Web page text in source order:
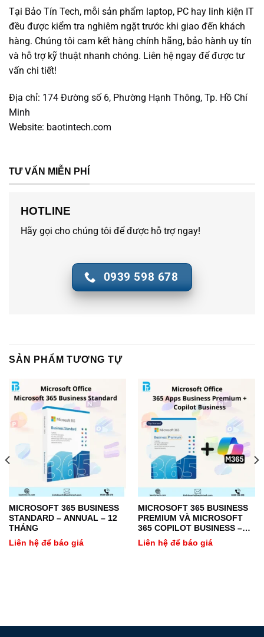
Tại Bảo Tín Tech, mỗi sản phẩm laptop, PC hay linh kiện IT
đều được kiểm tra nghiêm ngặt trước khi giao đến khách
hàng. Chúng tôi cam kết hàng chính hãng, bảo hành uy tín
và hỗ trợ kỹ thuật nhanh chóng. Liên hệ ngay để được tư
vấn chi tiết!
Địa chỉ: 174 Đường số 6, Phường Hạnh Thông, Tp. Hồ Chí
Minh
Website: baotintech.com
TƯ VẤN MIỄN PHÍ
HOTLINE
Hãy gọi cho chúng tôi để được hỗ trợ ngay!
0939 598 678
SẢN PHẨM TƯƠNG TỰ
MICROSOFT 365 BUSINESS
STANDARD – ANNUAL – 12
THÁNG
Liên hệ để báo giá
MICROSOFT 365 BUSINESS
PREMIUM VÀ MICROSOFT
365 COPILOT BUSINESS –
ANNUAL – 12 THÁNG
Liên hệ để báo giá